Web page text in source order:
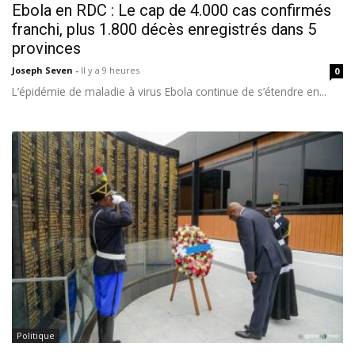
Ebola en RDC : Le cap de 4.000 cas confirmés
franchi, plus 1.800 décès enregistrés dans 5
provinces
Joseph Seven - Il y a 9 heures 0
L’épidémie de maladie à virus Ebola continue de s’étendre en...
Politique